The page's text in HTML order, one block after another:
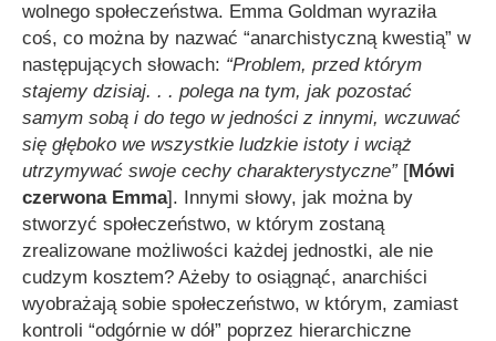
wolnego społeczeństwa. Emma Goldman wyraziła
coś, co można by nazwać “anarchistyczną kwestią” w
następujących słowach: “Problem, przed którym
stajemy dzisiaj. . . polega na tym, jak pozostać
samym sobą i do tego w jedności z innymi, wczuwać
się głęboko we wszystkie ludzkie istoty i wciąż
utrzymywać swoje cechy charakterystyczne”[Mówi
czerwona Emma]. Innymi słowy, jak można by
stworzyć społeczeństwo, w którym zostaną
zrealizowane możliwości każdej jednostki, ale nie
cudzym kosztem? Ażeby to osiągnąć, anarchiści
wyobrażają sobie społeczeństwo, w którym, zamiast
kontroli “odgórnie w dół” poprzez hierarchiczne